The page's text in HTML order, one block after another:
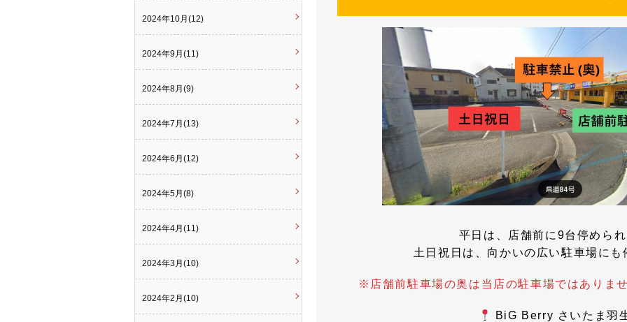
平日は、店舗前に9台停めら
土日祝日は、向かいの広い駐車場にも
※店舗前駐車場の奥は当店の駐車場ではありま
BiG Berry さいたま羽
2024年10月(12)
2024年9月(11)
2024年8月(9)
2024年7月(13)
2024年6月(12)
2024年5月(8)
2024年4月(11)
2024年3月(10)
2024年2月(10)